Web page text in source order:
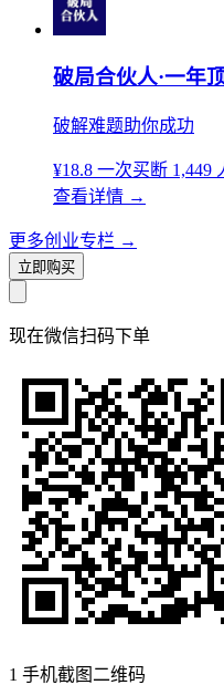
破局合伙人·一年
破解难题助你成功
¥18.8 一次买断 1,449
查看详情 →
更多创业专栏 →
立即购买
现在微信扫码下单
1 手机截图二维码